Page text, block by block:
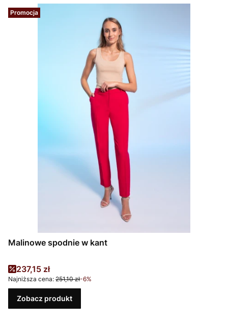
Promocja
Malinowe spodnie w kant
Cena promocyjna
237,15 zł
Najniższa cena: 251,10 zł-6%
Zobacz produkt